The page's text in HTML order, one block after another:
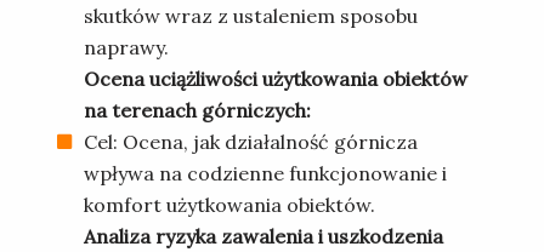
skutków wraz z ustaleniem sposobu
naprawy.
Ocena uciążliwości użytkowania obiektów
na terenach górniczych:
Cel: Ocena, jak działalność górnicza
wpływa na codzienne funkcjonowanie i
komfort użytkowania obiektów.
Analiza ryzyka zawalenia i uszkodzenia